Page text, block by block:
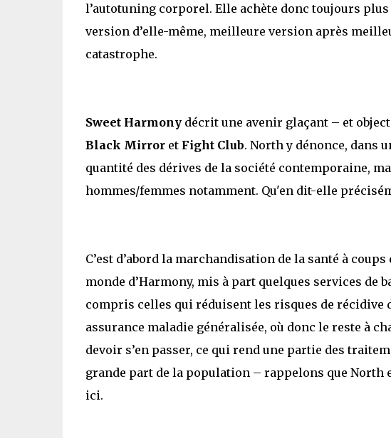
l’autotuning corporel. Elle achète donc toujours
version d’elle-même, meilleure version après
catastrophe.
Sweet Harmonydécrit une avenir glaçant – et
Black Mirroret Fight Club. North y dénonce, dans
quantité des dérives de la société contemporaine,
hommes/femmes notamment. Qu'en dit-elle
C’est d’abord la marchandisation de la santé à
monde d’Harmony, mis à part quelques services de
compris celles qui réduisent les risques de récidive
assurance maladie généralisée, où donc le reste à
devoir s’en passer, ce qui rend une partie des
grande part de la population – rappelons que North
ici.